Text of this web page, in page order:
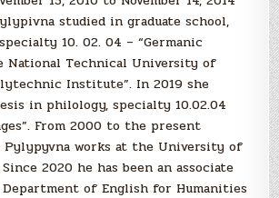
studied in graduate school,
10. 02. 04 – “Germanic
National Technical University of
Institute”. In 2019 she
in philology, specialty 10.02.04
From 2000 to the present
Pylypyvna works at the University of
2020 he has been an associate
of English for Humanities